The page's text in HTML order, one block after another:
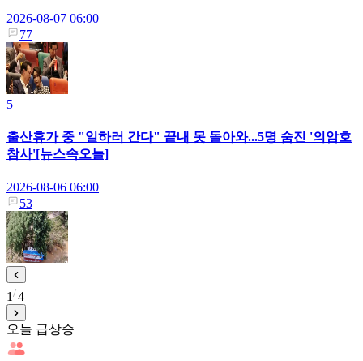
2026-08-07 06:00
77
5
출산휴가 중 "일하러 간다" 끝내 못 돌아와...5명 숨진 '의암호
참사'[뉴스속오늘]
2026-08-06 06:00
53
1 4
오늘 급상승